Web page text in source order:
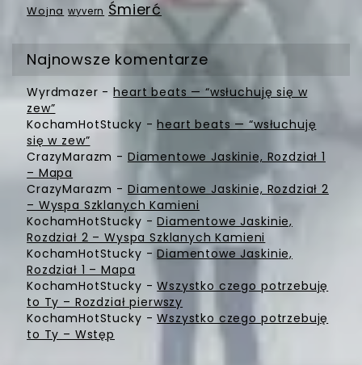
Wojna wyvern Śmierć
Najnowsze komentarze
Wyrdmazer -heart beats — “wsłuchuję się w
zew”
KochamHotStucky -heart beats — “wsłuchuję
się w zew”
CrazyMarazm - Diamentowe Jaskinie, Rozdział 1
– Mapa
CrazyMarazm - Diamentowe Jaskinie, Rozdział 2
– Wyspa Szklanych Kamieni
KochamHotStucky -Diamentowe Jaskinie,
Rozdział 2 – Wyspa Szklanych Kamieni
KochamHotStucky -Diamentowe Jaskinie,
Rozdział 1 – Mapa
KochamHotStucky -Wszystko czego potrzebuję
to Ty – Rozdział pierwszy
KochamHotStucky -Wszystko czego potrzebuję
to Ty – Wstęp